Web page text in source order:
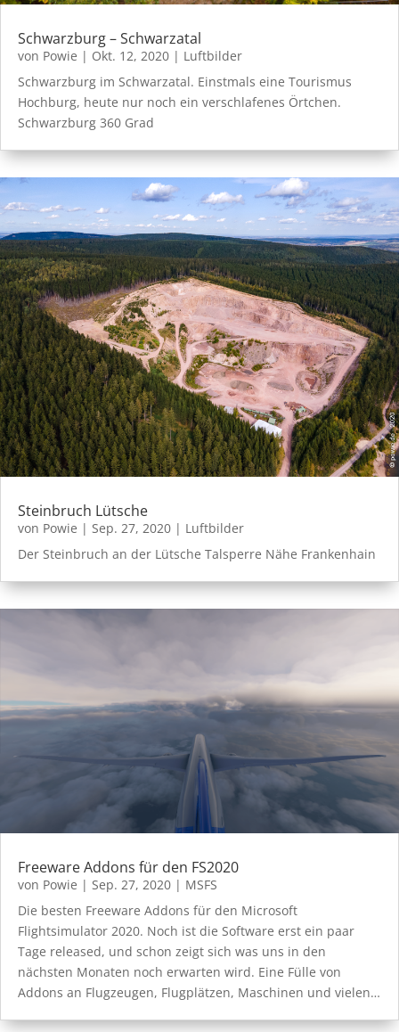
Schwarzburg – Schwarzatal
von Powie | Okt. 12, 2020 | Luftbilder
Schwarzburg im Schwarzatal. Einstmals eine Tourismus
Hochburg, heute nur noch ein verschlafenes Örtchen.
Schwarzburg 360 Grad
Steinbruch Lütsche
von Powie | Sep. 27, 2020 | Luftbilder
Der Steinbruch an der Lütsche Talsperre Nähe Frankenhain
Freeware Addons für den FS2020
von Powie | Sep. 27, 2020 | MSFS
Die besten Freeware Addons für den Microsoft
Flightsimulator 2020. Noch ist die Software erst ein paar
Tage released, und schon zeigt sich was uns in den
nächsten Monaten noch erwarten wird. Eine Fülle von
Addons an Flugzeugen, Flugplätzen, Maschinen und vielen…